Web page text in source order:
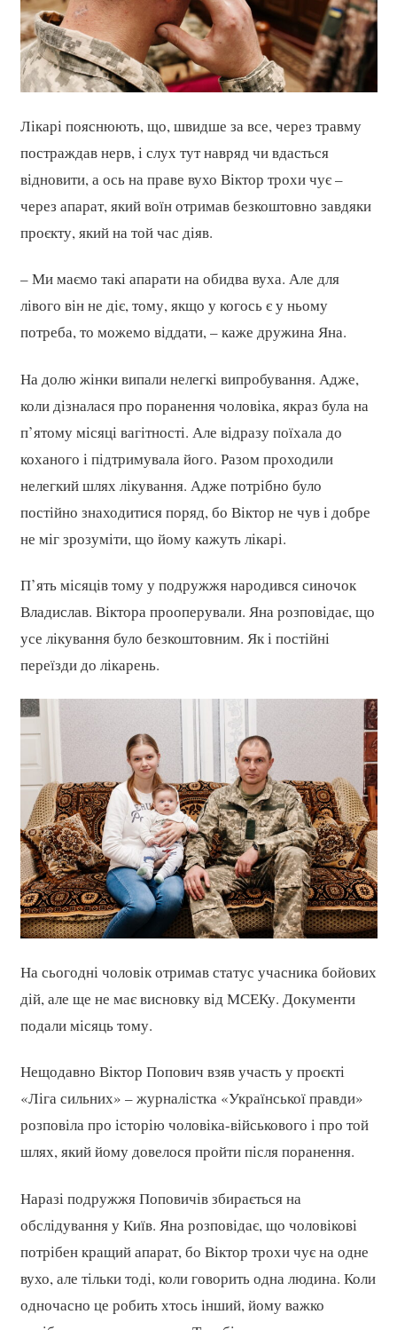
Лікарі пояснюють, що, швидше за все, через травму
постраждав нерв, і слух тут навряд чи вдасться
відновити, а ось на праве вухо Віктор трохи чує –
через апарат, який воїн отримав безкоштовно завдяки
проєкту, який на той час діяв.
– Ми маємо такі апарати на обидва вуха. Але для
лівого він не діє, тому, якщо у когось є у ньому
потреба, то можемо віддати, – каже дружина Яна.
На долю жінки випали нелегкі випробування. Адже,
коли дізналася про поранення чоловіка, якраз була на
п’ятому місяці вагітності. Але відразу поїхала до
коханого і підтримувала його. Разом проходили
нелегкий шлях лікування. Адже потрібно було
постійно знаходитися поряд, бо Віктор не чув і добре
не міг зрозуміти, що йому кажуть лікарі.
П’ять місяців тому у подружжя народився синочок
Владислав. Віктора прооперували. Яна розповідає, що
усе лікування було безкоштовним. Як і постійні
переїзди до лікарень.
На сьогодні чоловік отримав статус учасника бойових
дій, але ще не має висновку від МСЕКу. Документи
подали місяць тому.
Нещодавно Віктор Попович взяв участь у проєкті
«Ліга сильних» – журналістка «Української правди»
розповіла про історію чоловіка-військового і про той
шлях, який йому довелося пройти після поранення.
Наразі подружжя Поповичів збирається на
обслідування у Київ. Яна розповідає, що чоловікові
потрібен кращий апарат, бо Віктор трохи чує на одне
вухо, але тільки тоді, коли говорить одна людина. Коли
одночасно це робить хтось інший, йому важко